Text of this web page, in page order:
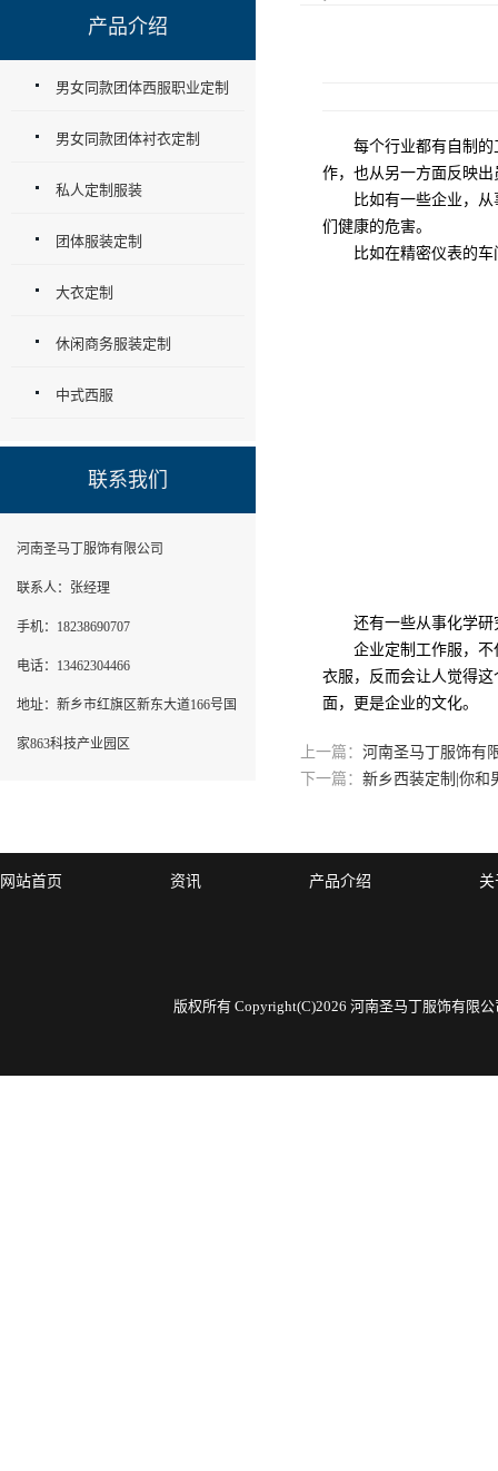
每个行业都有自制的工
作，也从另一方面反映
比如有一些企业，从事
们健康的危害。
比如在精密仪表的车间
还有一些从事化学研究
企业定制工作服，不仅
衣服，反而会让人觉得
面，更是企业的文化。
上一篇： 河南圣马丁服饰有
下一篇： 新乡西装定制|你和
产品介绍
男女同款团体西服职业定制
男女同款团体衬衣定制
私人定制服装
团体服装定制
大衣定制
休闲商务服装定制
中式西服
联系我们
河南圣马丁服饰有限公司
联系人：张经理
手机：18238690707
电话：13462304466
地址：新乡市红旗区新东大道166号国
家863科技产业园区
网站首页 资讯 产品介绍
版权所有 Copyright(C)2026 河南圣马丁服饰有限